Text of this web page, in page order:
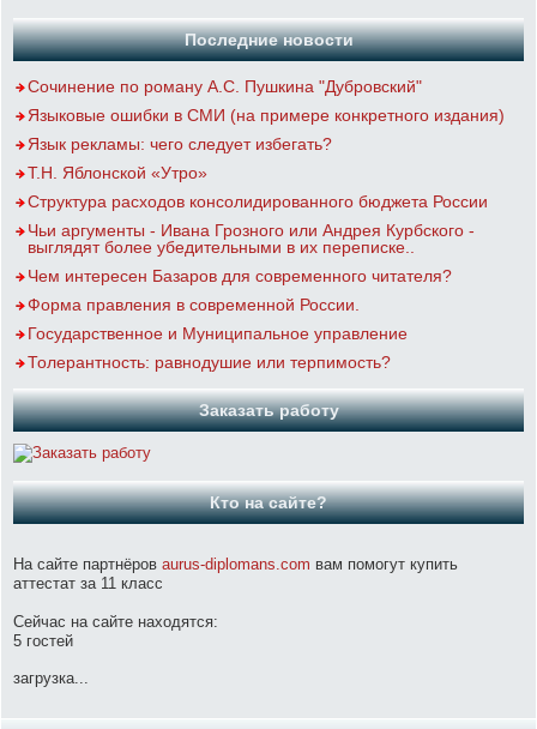
Последние новости
Сочинение по роману А.С. Пушкина "Дубровский"
Языковые ошибки в СМИ (на примере конкретного издания)
Язык рекламы: чего следует избегать?
Т.Н. Яблонской «Утро»
Структура расходов консолидированного бюджета России
Чьи аргументы - Ивана Грозного или Андрея Курбского -
выглядят более убедительными в их переписке..
Чем интересен Базаров для современного читателя?
Форма правления в современной России.
Государственное и Муниципальное управление
Толерантность: равнодушие или терпимость?
Заказать работу
Кто на сайте?
На сайте партнёров aurus-diplomans.com вам помогут купить
аттестат за 11 класс
Сейчас на сайте находятся:
5 гостей
загрузка...